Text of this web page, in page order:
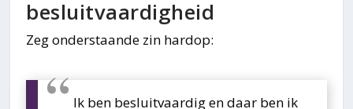
besluitvaardigheid
Zeg onderstaande zin hardop:
Ik ben besluitvaardig en daar ben ik